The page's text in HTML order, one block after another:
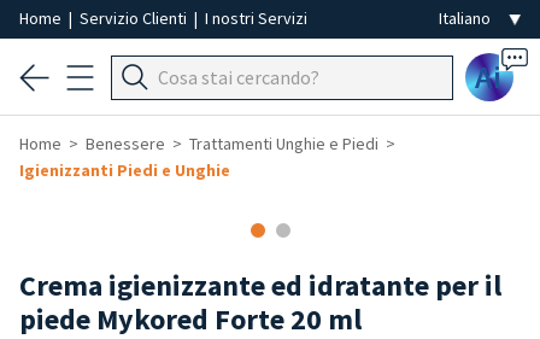
Home | Servizio Clienti | I nostri Servizi
Ai
Home Benessere
Trattamenti Unghie e Piedi
Igienizzanti Piedi e Unghie
Crema igienizzante ed idratante per il
piede Mykored Forte 20 ml